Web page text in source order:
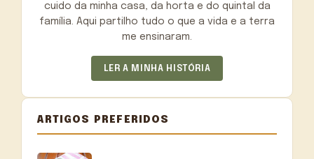
cuido da minha casa, da horta e do quintal da
família. Aqui partilho tudo o que a vida e a terra
me ensinaram.
LER A MINHA HISTÓRIA
ARTIGOS PREFERIDOS